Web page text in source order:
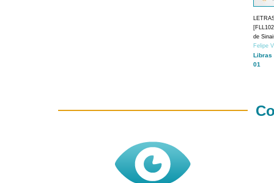
de
Felipe
Libras
01